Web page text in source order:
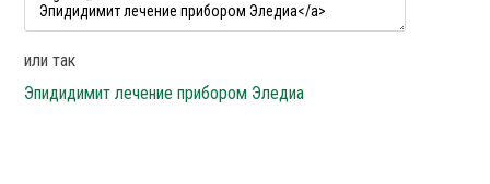
или так
Эпидидимит лечение прибором Эледиа